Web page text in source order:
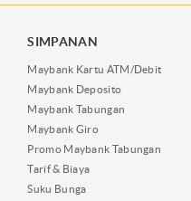
SIMPANAN
Maybank Kartu ATM/Debit
Maybank Deposito
Maybank Tabungan
Maybank Giro
Promo Maybank Tabungan
Tarif & Biaya
Suku Bunga